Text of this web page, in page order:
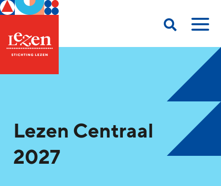
Lezen Centraal
2027